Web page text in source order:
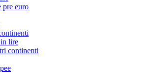
pre euro
lire
continenti